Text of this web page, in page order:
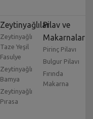
Zeytinyağlılar
Zeytinyağlı
Taze Yeşil
Fasulye
Zeytinyağlı
Bamya
Zeytinyağlı
Pırasa
Pilav ve
Makarnalar
Pirinç Pilavı
Bulgur Pilavı
Fırında
Makarna